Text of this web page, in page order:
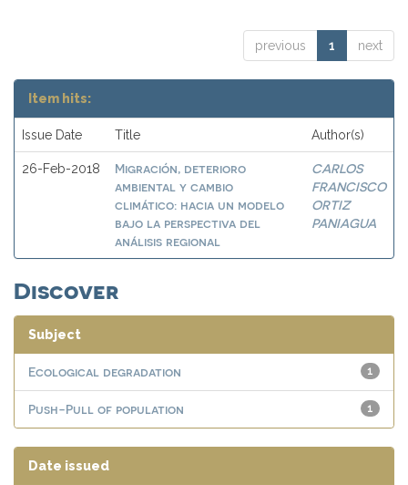
previous 1 next
Item hits:
Issue Date Title Author(s)
26-Feb-2018
Migración, deterioro
ambiental y cambio
climático: hacia un modelo
bajo la perspectiva del
análisis regional
CARLOS
FRANCISCO
ORTIZ
PANIAGUA
Discover
Subject
1
Ecological degradation
1
Push-Pull of population
Date issued